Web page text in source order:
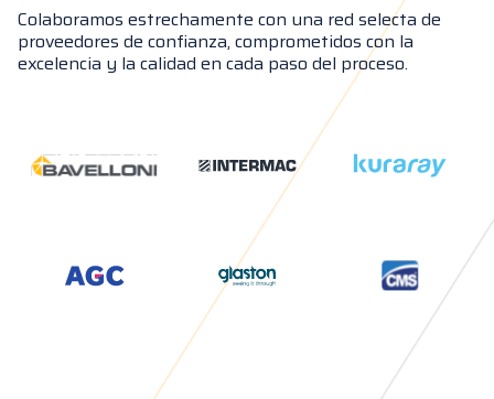
Colaboramos estrechamente con una red selecta de
proveedores de confianza, comprometidos con la
excelencia y la calidad en cada paso del proceso.